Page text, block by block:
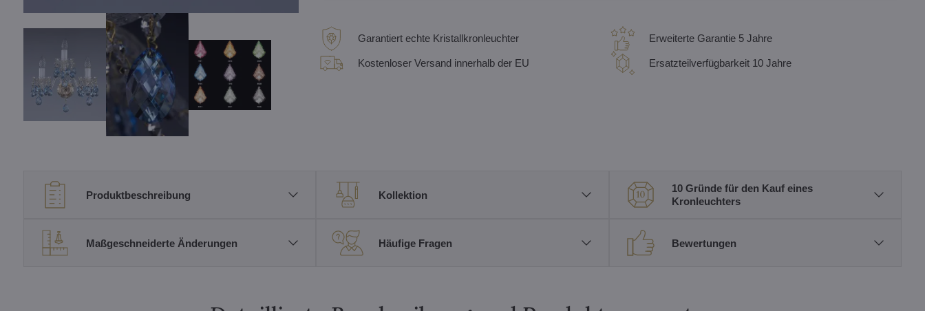
Garantiert echte Kristallkronleuchter
Kostenloser Versand innerhalb der EU
Erweiterte Garantie 5 Jahre
Ersatzteilverfügbarkeit 10 Jahre
Produktbeschreibung Kollektion
10 Gründe für den Kauf eines
Kronleuchters
Maßgeschneiderte Änderungen Häufige Fragen Bewertungen